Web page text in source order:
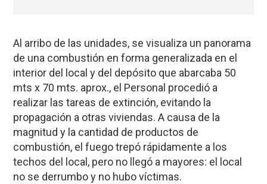
Al arribo de las unidades, se visualiza un panorama
de una combustión en forma generalizada en el
interior del local y del depósito que abarcaba 50
mts x 70 mts. aprox., el Personal procedió a
realizar las tareas de extinción, evitando la
propagación a otras viviendas. A causa de la
magnitud y la cantidad de productos de
combustión, el fuego trepó rápidamente a los
techos del local, pero no llegó a mayores: el local
no se derrumbo y no hubo víctimas.